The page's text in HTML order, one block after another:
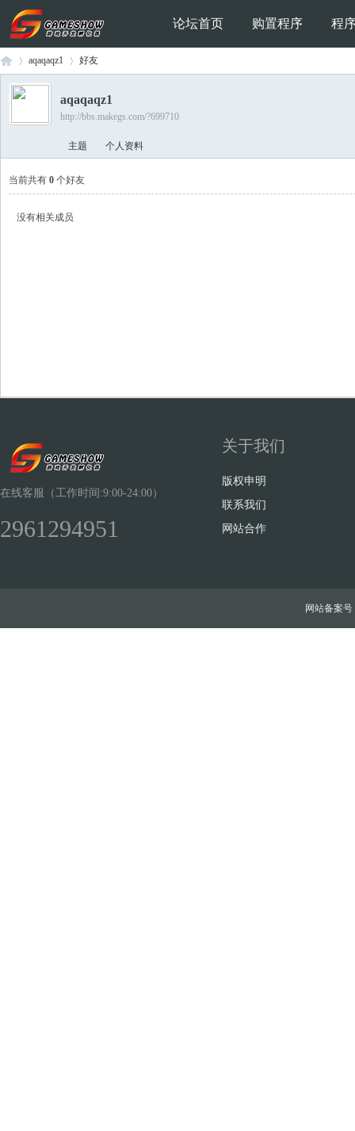
论坛首页 购置程序 程
›
aqaqaqz1 好友
aqaqaqz1
http://bbs.makegs.com/?699710
主题 个人资料
当前共有 0 个好友
没有相关成员
在线客服（工作时间:9:00-24:00）
2961294951
关于我们
版权申明
联系我们
网站合作
网站备案号